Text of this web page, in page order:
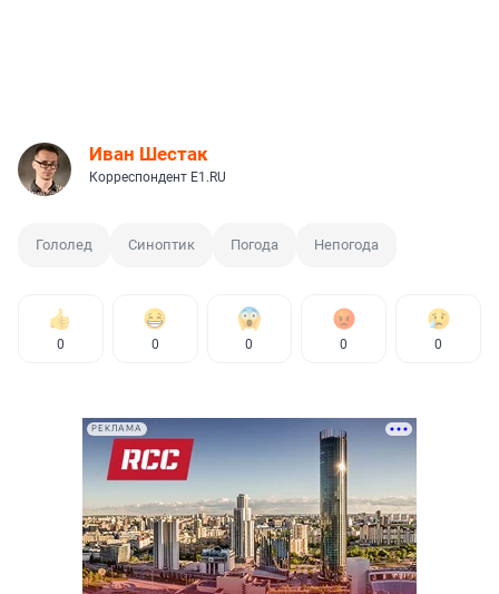
Иван Шестак
Корреспондент E1.RU
Гололед Синоптик Погода Непогода
0 0 0 0 0
РЕКЛАМА